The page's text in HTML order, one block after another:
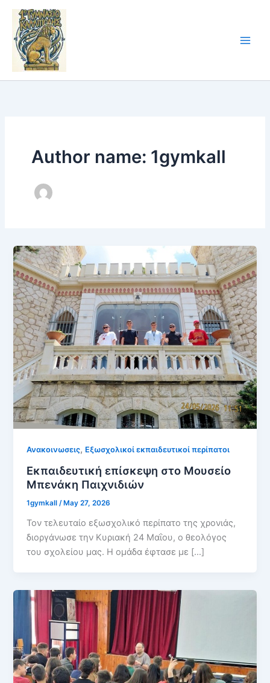
Skip
content
Author name: 1gymkall
Ανακοινωσεις, Εξωσχολικοί εκπαιδευτικοί περίπατοι
Εκπαιδευτική επίσκεψη στο Μουσείο
Μπενάκη Παιχνιδιών
1gymkall/ May 27, 2026
Τον τελευταίο εξωσχολικό περίπατο της χρονιάς,
διοργάνωσε την Κυριακή 24 Μαΐου, ο θεολόγος
του σχολείου μας. Η ομάδα έφτασε με […]